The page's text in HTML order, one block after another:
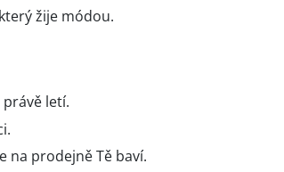
žije módou.
letí.
na prodejně Tě baví.